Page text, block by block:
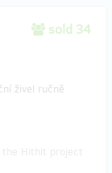
sold 34
živel ručně